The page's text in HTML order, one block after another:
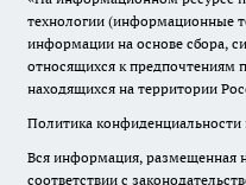
технологии (информационные
информации на основе сбора,
относящихся к предпочтениям
находящихся на территории
Политика
Вся информация, размещенная
соответствии с